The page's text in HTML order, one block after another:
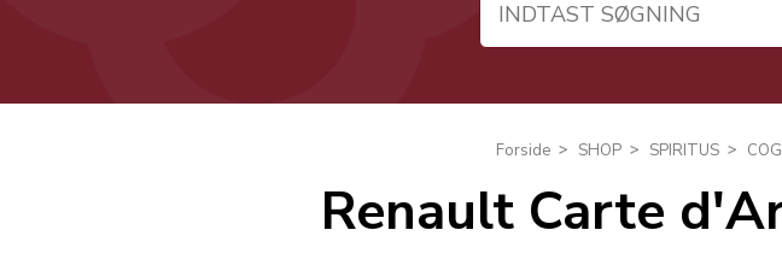
Forside SHOP SPIRITUS
Renault Carte